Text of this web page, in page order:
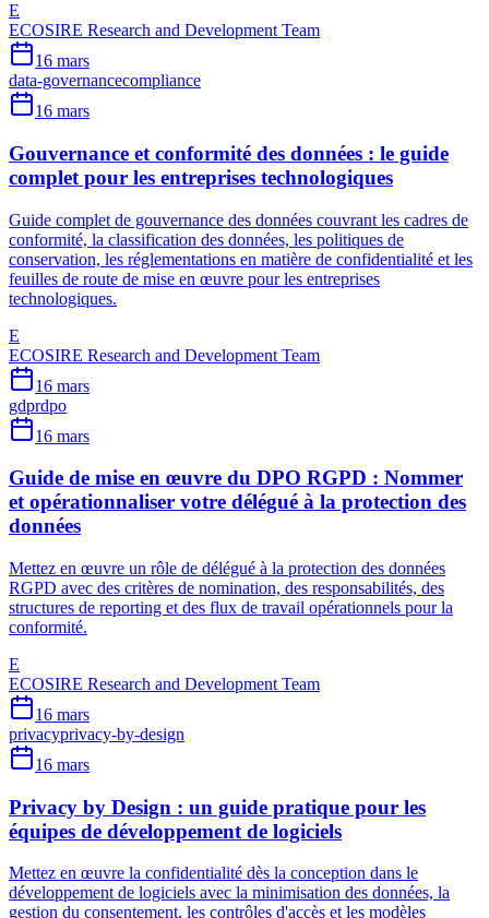
E
ECOSIRE Research and Development Team
16 mars
data-governancecompliance
16 mars
Gouvernance et conformité des données : le guide
complet pour les entreprises technologiques
Guide complet de gouvernance des données couvrant les cadres de
conformité, la classification des données, les politiques de
conservation, les réglementations en matière de confidentialité et les
feuilles de route de mise en œuvre pour les entreprises
technologiques.
E
ECOSIRE Research and Development Team
16 mars
gdprdpo
16 mars
Guide de mise en œuvre du DPO RGPD : Nommer
et opérationnaliser votre délégué à la protection des
données
Mettez en œuvre un rôle de délégué à la protection des données
RGPD avec des critères de nomination, des responsabilités, des
structures de reporting et des flux de travail opérationnels pour la
conformité.
E
ECOSIRE Research and Development Team
16 mars
privacyprivacy-by-design
16 mars
Privacy by Design : un guide pratique pour les
équipes de développement de logiciels
Mettez en œuvre la confidentialité dès la conception dans le
développement de logiciels avec la minimisation des données, la
gestion du consentement, les contrôles d'accès et les modèles